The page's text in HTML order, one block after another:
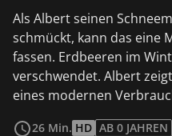
Als Albert seinen
schmückt, kann das eine
fassen. Erdbeeren im
verschwendet. Albert
eines modernen
26 Min. HD AB 0 JAHREN